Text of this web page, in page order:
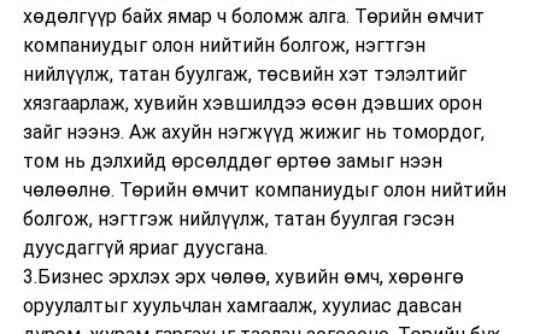
хөдөлгүүр байх ямар ч боломж алга. Төрийн өмчит
компаниудыг олон нийтийн болгож, нэгтгэн
нийлүүлж, татан буулгаж, төсвийн хэт тэлэлтийг
хязгаарлаж, хувийн хэвшилдээ өсөн дэвших орон
зайг нээнэ. Аж ахуйн нэгжүүд жижиг нь томордог,
том нь дэлхийд өрсөлддөг өртөө замыг нээн
чөлөөлнө. Төрийн өмчит компаниудыг олон нийтийн
болгож, нэгтгэж нийлүүлж, татан буулгая гэсэн
дуусдаггүй яриаг дуусгана.
3.Бизнес эрхлэх эрх чөлөө, хувийн өмч, хөрөнгө
оруулалтыг хуульчлан хамгаалж, хуулиас давсан